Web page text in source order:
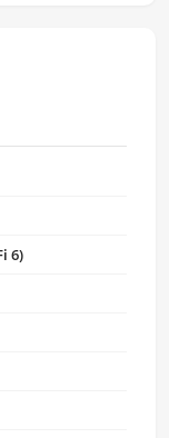
6)